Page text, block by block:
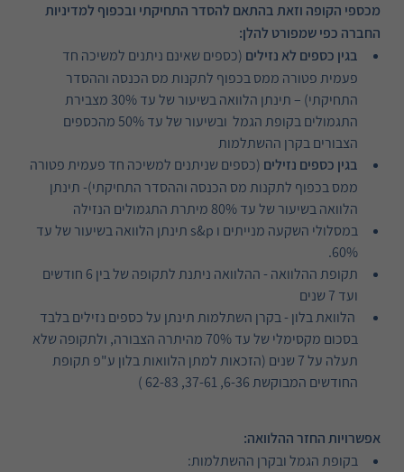
מכספי הקופה וזאת בהתאם להסדר התחיקתי ובכפוף למדיניות
החברה כפי שמפורט להלן:
בגין כספים לא נזילים (כספים שאינם ניתנים למשיכה חד
פעמית פטורה ממס בכפוף לתקנות מס הכנסה וההסדר
התחיקתי) – תינתן הלוואה בשיעור של עד 30% מצבירת
התגמולים בקופת הגמל ובשיעור של עד 50% מהכספים
הצבורים בקרן ההשתלמות
בגין כספים נזילים (כספים שניתנים למשיכה חד פעמית פטורה
ממס בכפוף לתקנות מס הכנסה וההסדר התחיקתי)- תינתן
הלוואה בשיעור של עד 80% מיתרת התגמולים הנזילה
במסלולי השקעה מנייתים ו s&p תינתן הלוואה בשיעור של עד
60%.
תקופת ההלוואה - ההלוואה ניתנת לתקופה של בין 6 חודשים
ועד 7 שנים
הלוואת בלון - בקרן השתלמות תינתן על כספים נזילים בלבד
בסכום מקסימלי של עד 70% מהיתרה הצבורה, ולתקופה שלא
תעלה על 7 שנים (הזכאות למתן הלוואות בלון ע"פ תקופת
החודשים המבוקשת 6-36, 37-61, 62-83 )
אפשרויות החזר ההלוואה:
בקופת הגמל ובקרן ההשתלמות: